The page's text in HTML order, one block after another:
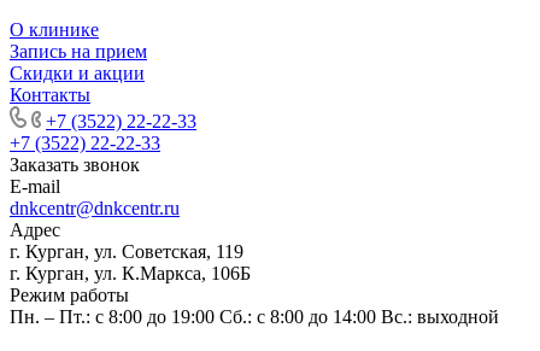
О клинике
Запись на прием
Скидки и акции
Контакты
+7 (3522) 22-22-33
+7 (3522) 22-22-33
Заказать звонок
E-mail
dnkcentr@dnkcentr.ru
Адрес
г. Курган, ул. Советская, 119
г. Курган, ул. К.Маркса, 106Б
Режим работы
Пн. – Пт.: с 8:00 до 19:00 Сб.: с 8:00 до 14:00 Вс.: выходной